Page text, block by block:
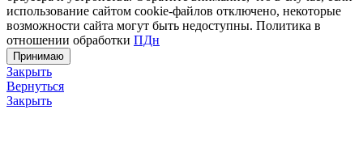
использование сайтом cookie-файлов отключено, некоторые
возможности сайта могут быть недоступны. Политика в
отношении обработки ПДн
Принимаю
Закрыть
Вернуться
Закрыть